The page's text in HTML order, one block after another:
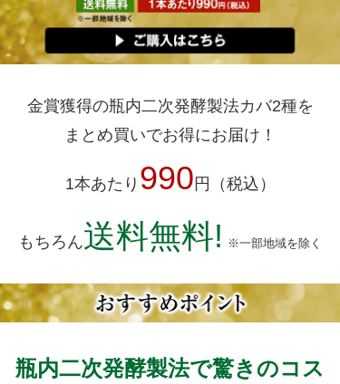
金賞獲得の瓶内二次発酵製法カバ2種を
まとめ買いでお得にお届け！
1本あたり 990 円（税込）
もちろん送料無料! ※一部地域を除く
瓶内二次発酵製法で驚きのコス